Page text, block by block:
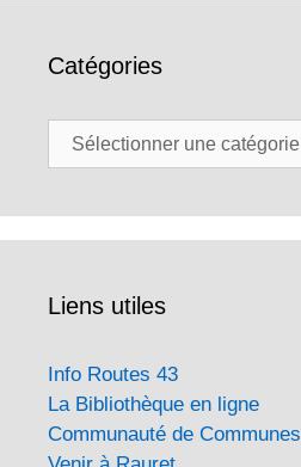
Catégories
Catégories
Liens utiles
Info Routes 43
La Bibliothèque en ligne
Communauté de Communes